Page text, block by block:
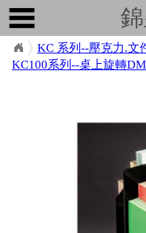
KC 系列--壓克力.文
KC100系列--桌上旋轉